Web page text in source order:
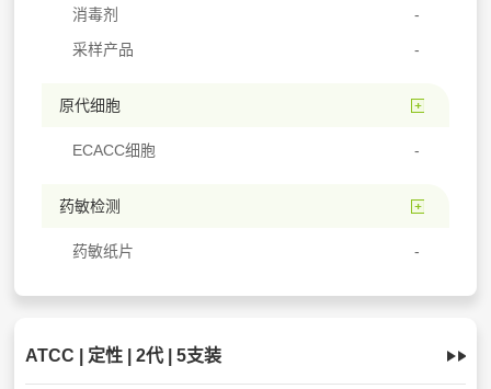
消毒剂
采样产品
原代细胞
ECACC细胞
药敏检测
药敏纸片
ATCC | 定性 | 2代 | 5支装